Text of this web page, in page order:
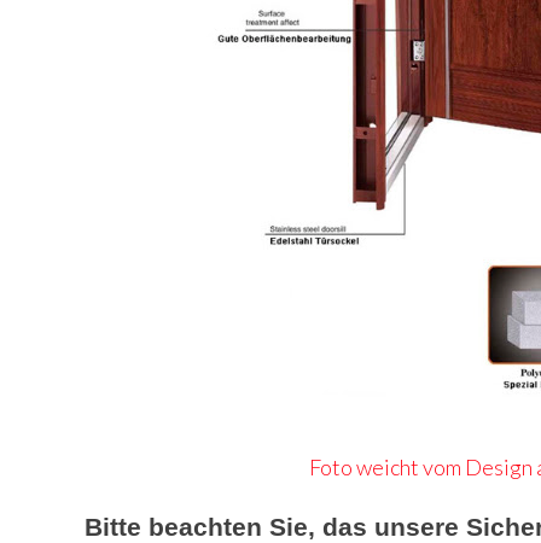
Foto weicht vom Design
Bitte beachten Sie, das unsere